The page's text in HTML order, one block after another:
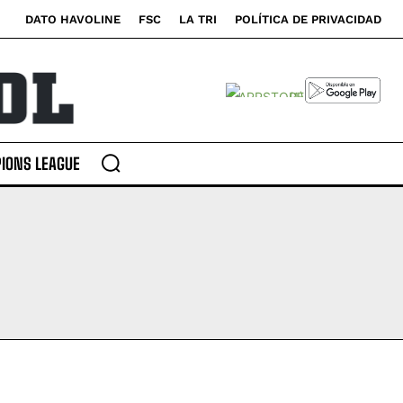
DATO HAVOLINE FSC LA TRI POLÍTICA DE PRIVACIDAD
LEAGUE